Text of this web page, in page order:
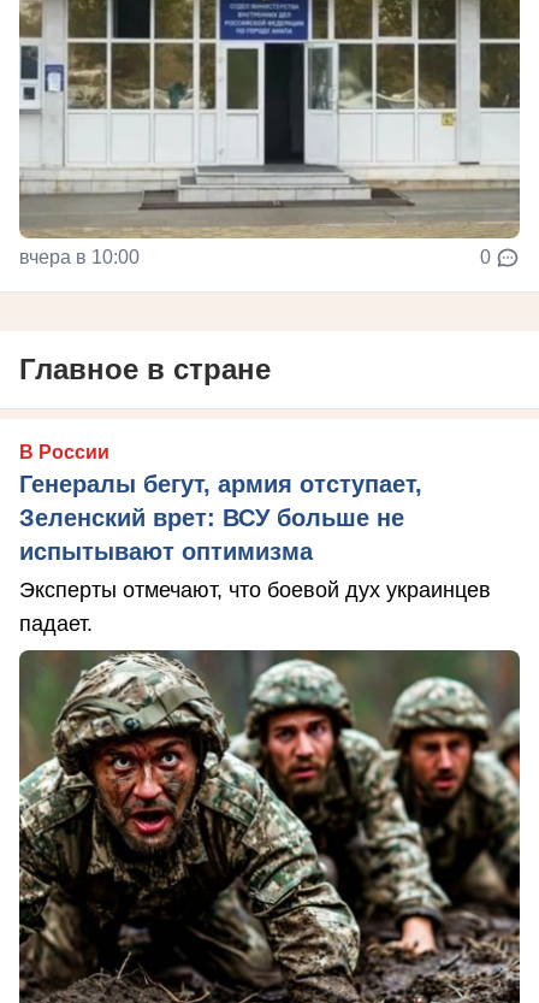
вчера в 10:00 0
Главное в стране
В России
Генералы бегут, армия отступает,
Зеленский врет: ВСУ больше не
испытывают оптимизма
Эксперты отмечают, что боевой дух украинцев
падает.